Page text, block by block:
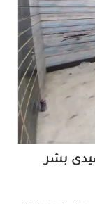
بسيدى بشر